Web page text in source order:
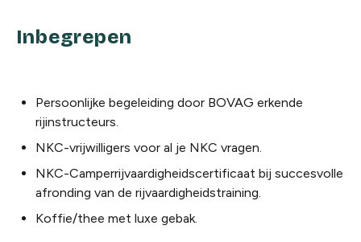
Inbegrepen
Persoonlijke begeleiding door BOVAG erkende
rijinstructeurs.
NKC-vrijwilligers voor al je NKC vragen.
NKC-Camperrijvaardigheidscertificaat bij succesvolle
afronding van de rijvaardigheidstraining.
Koffie/thee met luxe gebak.